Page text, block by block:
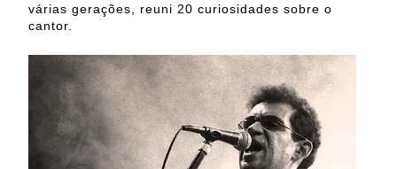
várias gerações, reuni 20 curiosidades sobre o
cantor.